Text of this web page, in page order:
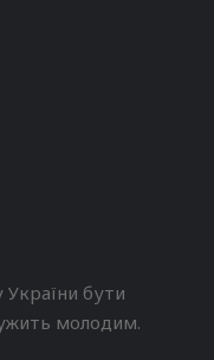
України бути
молодим.